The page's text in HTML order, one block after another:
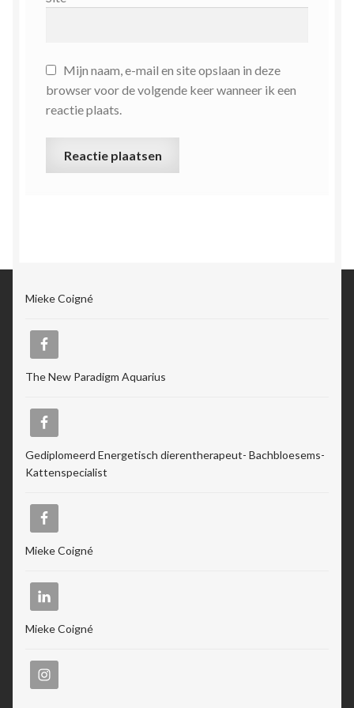
Mijn naam, e-mail en site opslaan in deze
browser voor de volgende keer wanneer ik een
reactie plaats.
Mieke Coigné
The New Paradigm Aquarius
Gediplomeerd Energetisch dierentherapeut- Bachbloesems-
Kattenspecialist
Mieke Coigné
Mieke Coigné